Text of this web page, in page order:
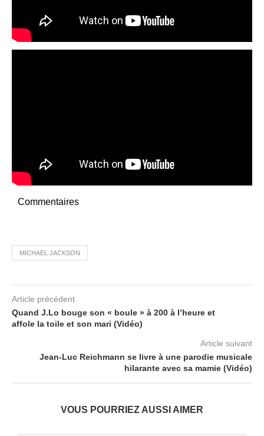
Commentaires
MICHAEL JACKSON
Article précédent
Quand J.Lo bouge son « boule » à 200 à l’heure et
affole la toile et son mari (Vidéo)
Article suivant
Jean-Luc Reichmann se livre à une parodie musicale
hilarante avec sa mamie (Vidéo)
VOUS POURRIEZ AUSSI AIMER